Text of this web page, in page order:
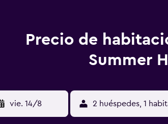
Precio de
Summer
vie. 14/8 2 huéspedes, 1